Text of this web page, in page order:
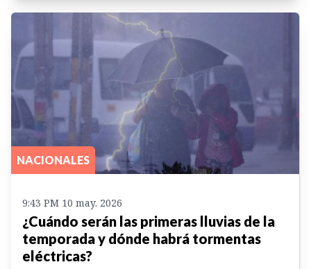
NACIONALES
9:43 PM 10 may. 2026
¿Cuándo serán las primeras lluvias de la
temporada y dónde habrá tormentas
eléctricas?